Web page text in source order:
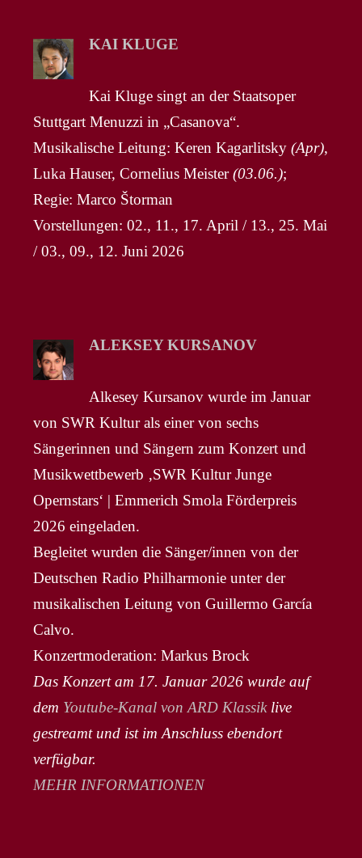
KAI KLUGE
Kai Kluge singt an der Staatsoper
Stuttgart Menuzzi in „Casanova“.
Musikalische Leitung: Keren Kagarlitsky(Apr),
Luka Hauser, Cornelius Meister(03.06.);
Regie: Marco Štorman
Vorstellungen: 02., 11., 17. April / 13., 25. Mai
/ 03., 09., 12. Juni 2026
ALEKSEY KURSANOV
Alkesey Kursanov wurde im Januar
von SWR Kultur als einer von sechs
Sängerinnen und Sängern zum Konzert und
Musikwettbewerb ‚SWR Kultur Junge
Opernstars‘ | Emmerich Smola Förderpreis
2026 eingeladen.
Begleitet wurden die Sänger/innen von der
Deutschen Radio Philharmonie unter der
musikalischen Leitung von Guillermo García
Calvo.
Konzertmoderation: Markus Brock
Das Konzert am 17. Januar 2026 wurde auf
dem Youtube-Kanal von ARD Klassik live
gestreamt und ist im Anschluss ebendort
verfügbar.
MEHR INFORMATIONEN